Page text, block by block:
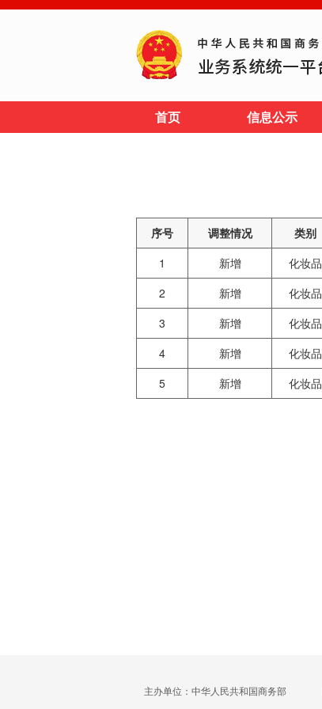
首页 信息公示
序号 调整情况 类别
1
新增 化妆品
2
新增 化妆品
3
新增 化妆品
4
新增 化妆品
5
新增 化妆品
主办单位：中华人民共和国商务部